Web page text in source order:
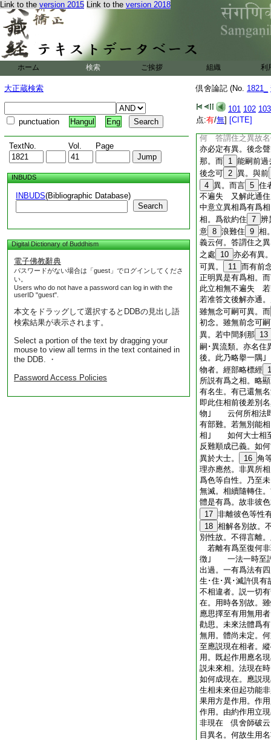
Link to the version 2015 Link to the version 2018
ホーム 検索 ご挨拶 組織 利
大正蔵検索
punctuation Hangul Eng
TextNo. Vol. Page
INBUDS
INBUDS(Bibliographic Database)
Search
Digital Dictionary of Buddhism
電子佛教辭典
パスワードがない場合は「guest」でログインしてくださ
い。
Users who do not have a password can log in with the
userID "guest".
本文をドラッグして選択するとDDBの見出し語
検索結果が表示されます。
Select a portion of the text by dragging your
mouse to view all terms in the text contained in
the DDB. ・
Password Access Policies
倶舍論記 (No. 1821_
101 102 103
点:有/無] [CITE]
相望。麁相而觀。
非無有異｣ 若爾
者。此難異相。若
25
念聲
立相應不遍有爲
既無後念可嗣。應
別。應無有異｣
者。經部答。此通
者。意但説異爲有
相。故經言有三有
何 答謂住之異故名
亦必定有異。後念
那。而 1 能嗣前過
後念可 2 異。與前
4 異。而言 5 住
不遍失 又解此通住
中意立異相爲有爲
相。爲欲約住 7 辨
意 8 浪難住 9 相
義云何。答謂住之
之處
10 亦必有異
可異。
11 而有前
正明異是有爲相。
此立相無不遍失 若
若准答文後解亦通
雖無念可嗣可異。而
初念。雖無前念可
異。若中間刹那 13
嗣･異流類。亦名
後。此乃略擧一
物者。經部略標經
所説有爲之相。略
有名生。有已還無
即此住相前後差別
物｣ 云何所相法即
有部難。若無別能
相｣ 如何大士相至
反難順成已義。如
異於大士。
16 角
理亦應然。非異所
爲色等自性。乃至
無滅。相續隨轉住
體是有爲。故非彼
17 非離彼色等性
18 相解各別故。
別性故。不得言離
若離有爲至復何
徴｣ 一法一時至許
出過。一有爲法有
生･住･異･滅許倶
不相違者。説一切
在。用時各別故
應思擇至有用無用
勸思。未來法體爲
無用。體尚未定
至應説現在相者。
用。既起作用應名
説未來相。法現在
如何成現在。應説
生相未來但起功能
果用方是作用。作
作用。由約作用立
非現在 倶舍師破云
目異名。何故生用